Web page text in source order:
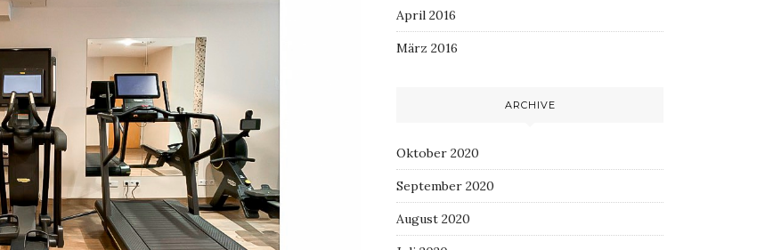
April 2016
März 2016
ARCHIVE
Oktober 2020
September 2020
August 2020